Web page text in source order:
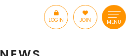
LOGIN JOIN MENU